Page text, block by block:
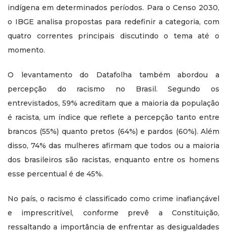
indígena em determinados períodos. Para o Censo 2030,
o IBGE analisa propostas para redefinir a categoria, com
quatro correntes principais discutindo o tema até o
momento.
O levantamento do Datafolha também abordou a
percepção do racismo no Brasil. Segundo os
entrevistados, 59% acreditam que a maioria da população
é racista, um índice que reflete a percepção tanto entre
brancos (55%) quanto pretos (64%) e pardos (60%). Além
disso, 74% das mulheres afirmam que todos ou a maioria
dos brasileiros são racistas, enquanto entre os homens
esse percentual é de 45%.
No país, o racismo é classificado como crime inafiançável
e imprescritível, conforme prevê a Constituição,
ressaltando a importância de enfrentar as desigualdades